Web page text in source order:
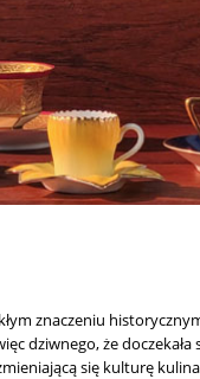
znaczeniu
dziwnego, że
się kulturę